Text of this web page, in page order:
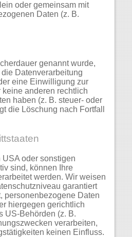
oder gemeinsam mit
Daten (z. B.
genannt wurde,
Datenverarbeitung
eine Einwilligung zur
anderen rechtlich
haben (z. B. steuer- oder
die Löschung nach Fortfall
oder sonstigen
sind, können Ihre
werden. Wir weisen
garantiert
personenbezogene Daten
hiergegen gerichtlich
US-Behörden (z. B.
verarbeiten,
keinen Einfluss.